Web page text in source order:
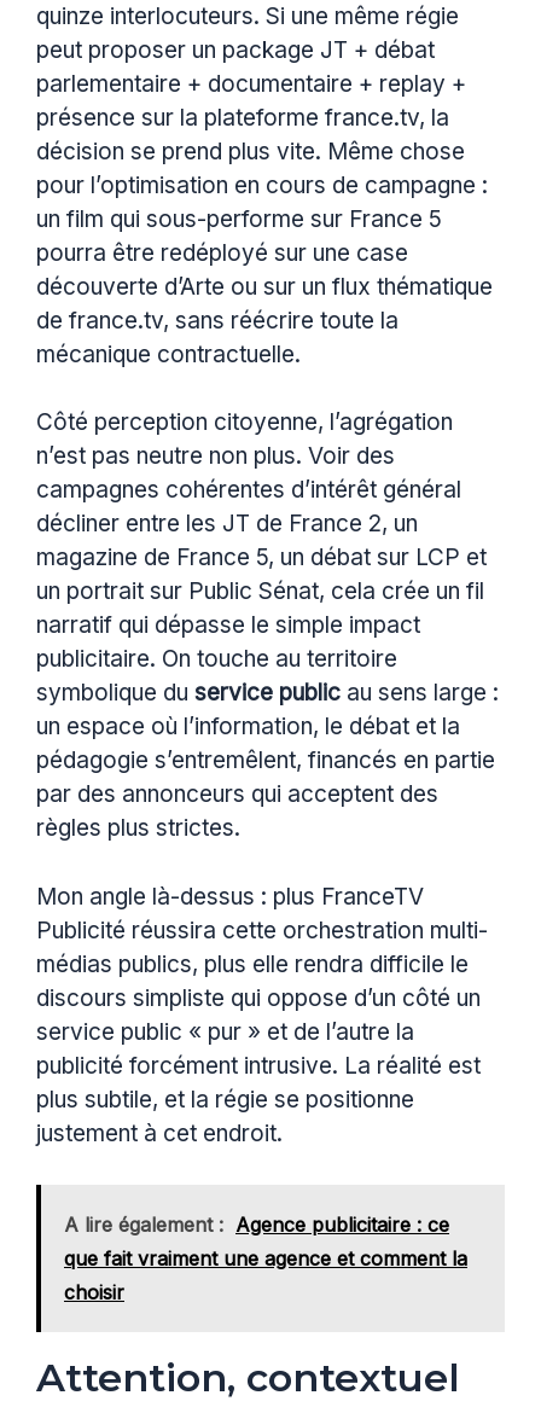
quinze interlocuteurs. Si une même régie
peut proposer un package JT + débat
parlementaire + documentaire + replay +
présence sur la plateforme france.tv, la
décision se prend plus vite. Même chose
pour l’optimisation en cours de campagne :
un film qui sous-performe sur France 5
pourra être redéployé sur une case
découverte d’Arte ou sur un flux thématique
de france.tv, sans réécrire toute la
mécanique contractuelle.
Côté perception citoyenne, l’agrégation
n’est pas neutre non plus. Voir des
campagnes cohérentes d’intérêt général
décliner entre les JT de France 2, un
magazine de France 5, un débat sur LCP et
un portrait sur Public Sénat, cela crée un fil
narratif qui dépasse le simple impact
publicitaire. On touche au territoire
symbolique du service public au sens large :
un espace où l’information, le débat et la
pédagogie s’entremêlent, financés en partie
par des annonceurs qui acceptent des
règles plus strictes.
Mon angle là-dessus : plus FranceTV
Publicité réussira cette orchestration multi-
médias publics, plus elle rendra difficile le
discours simpliste qui oppose d’un côté un
service public « pur » et de l’autre la
publicité forcément intrusive. La réalité est
plus subtile, et la régie se positionne
justement à cet endroit.
A lire également : Agence publicitaire : ce
que fait vraiment une agence et comment la
choisir
Attention, contextuel